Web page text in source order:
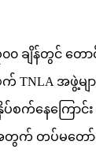
၀ ချိန်တွင် တေ
အဖွဲ့မျာ
ပ်စက်နေကြောင်
တပ်မတော်စစ်